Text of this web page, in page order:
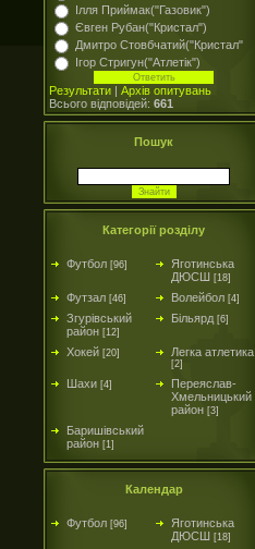
Ілля Приймак("Газовик")
Євген Рубан("Кристал")
Дмитро Стовбчатий("Кристал"
Ігор Стригун("Атлетік")
Результати | Архів опитувань
Всього відповідей: 661
Пошук
Категорії розділу
Футбол [96]
Яготинська
ДЮСШ [18]
Футзал [46] Волейбол [4]
Згурівський
район [12]
Більярд [6]
Хокей [20] Легка атлетика
[2]
Шахи [4]
Переяслав-
Хмельницький
район [3]
Баришівський
район [1]
Календар
Футбол [96]
Яготинська
ДЮСШ [18]